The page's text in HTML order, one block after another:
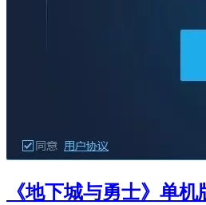
《地下城与勇士》单